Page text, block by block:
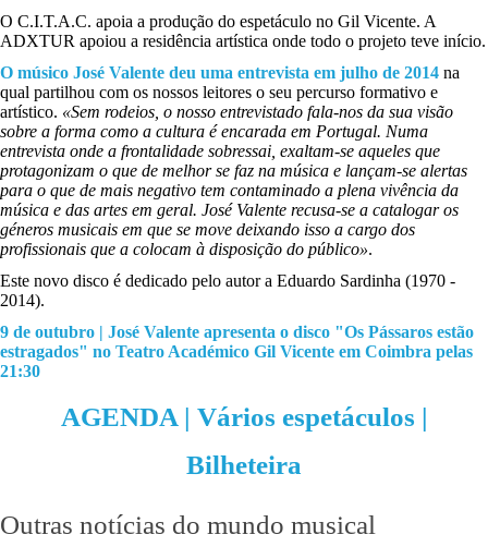
O C.I.T.A.C. apoia a produção do espetáculo no Gil Vicente. A
ADXTUR apoiou a residência artística onde todo o projeto teve início.
O músico José Valente deu uma entrevista em julho de 2014 na
qual partilhou com os nossos leitores o seu percurso formativo e
artístico. «Sem rodeios, o nosso entrevistado fala-nos da sua visão
sobre a forma como a cultura é encarada em Portugal. Numa
entrevista onde a frontalidade sobressai, exaltam-se aqueles que
protagonizam o que de melhor se faz na música e lançam-se alertas
para o que de mais negativo tem contaminado a plena vivência da
música e das artes em geral. José Valente recusa-se a catalogar os
géneros musicais em que se move deixando isso a cargo dos
profissionais que a colocam à disposição do público».
Este novo disco é dedicado pelo autor a Eduardo Sardinha (1970 -
2014).
9 de outubro | José Valente apresenta o disco "Os Pássaros estão
estragados" no Teatro Académico Gil Vicente em Coimbra pelas
21:30
AGENDA | Vários espetáculos |
Bilheteira
Outras notícias do mundo musical